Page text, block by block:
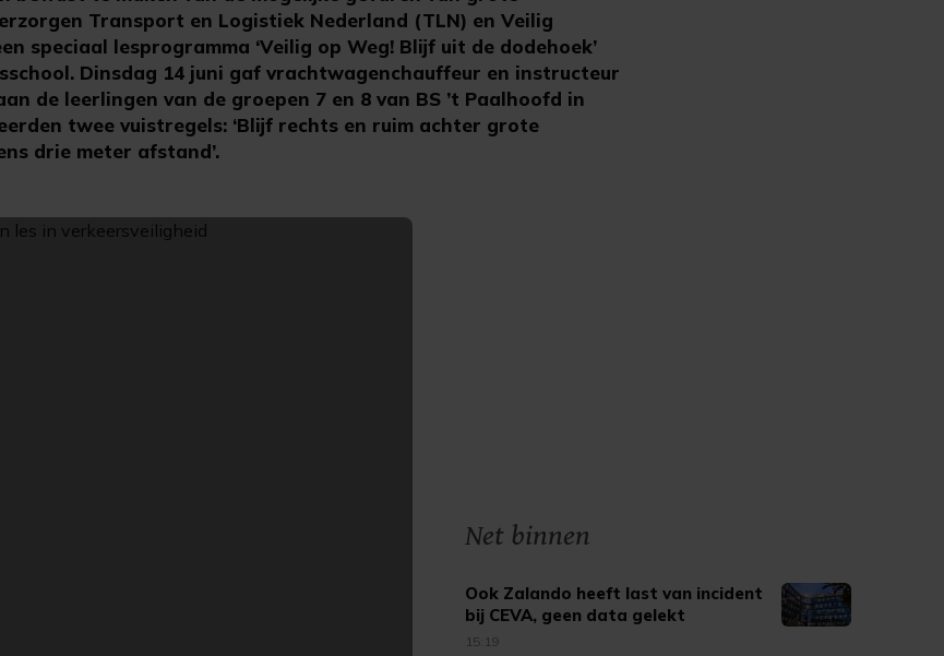
Transport en Logistiek Nederland (TLN) en Veilig
speciaal lesprogramma ‘Veilig op Weg! Blijf uit de dodehoek’
Dinsdag 14 juni gaf vrachtwagenchauffeur en instructeur
de leerlingen van de groepen 7 en 8 van BS ’t Paalhoofd in
twee vuistregels: ‘Blijf rechts en ruim achter grote
drie meter afstand’.
Net binnen
Ook Zalando heeft last van incident
bij CEVA, geen data gelekt
15:19